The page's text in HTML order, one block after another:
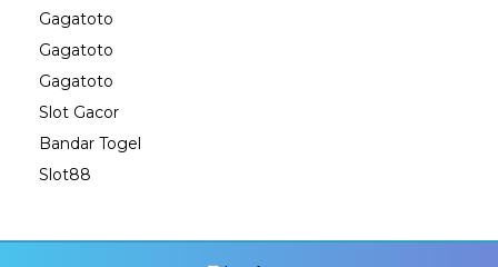
Gagatoto
Gagatoto
Gagatoto
Slot Gacor
Bandar Togel
Slot88